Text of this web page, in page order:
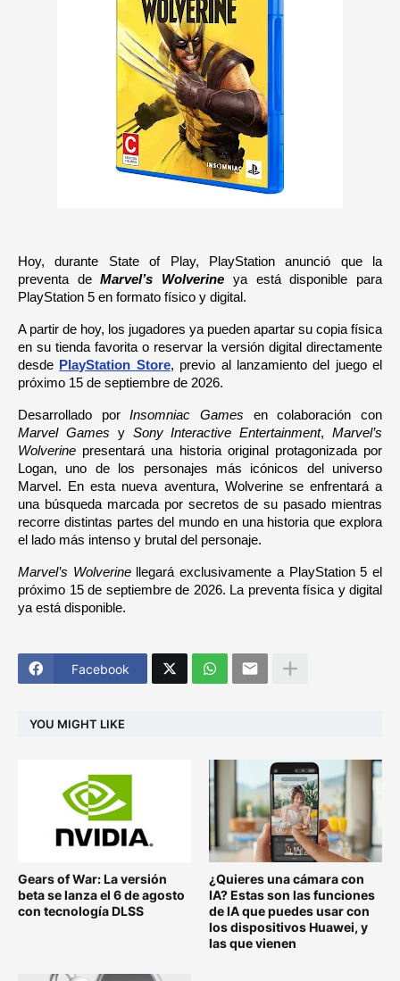
Hoy, durante State of Play, PlayStation anunció que la
preventa de Marvel’s Wolverine ya está disponible para
PlayStation 5 en formato físico y digital.
A partir de hoy, los jugadores ya pueden apartar su copia física
en su tienda favorita o reservar la versión digital directamente
desde PlayStation Store, previo al lanzamiento del juego el
próximo 15 de septiembre de 2026.
Desarrollado por Insomniac Games
Marvel Games y Sony Interactive Entertainment, Marvel’s
Wolverine presentará una historia original protagonizada por
Logan, uno de los personajes más icónicos del universo
Marvel. En esta nueva aventura, Wolverine se enfrentará a
una búsqueda marcada por secretos de su pasado mientras
recorre distintas partes del mundo en una historia que explora
el lado más intenso y brutal del personaje.
Marvel’s Wolverine
llegará exclusivamente a PlayStation 5 el
próximo 15 de septiembre de 2026. La preventa física y digital
ya está disponible.
Facebook
YOU MIGHT LIKE
Gears of War: La versión
beta se lanza el 6 de agosto
con tecnología DLSS
¿Quieres una cámara con
IA? Estas son las funciones
de IA que puedes usar con
los dispositivos Huawei, y
las que vienen